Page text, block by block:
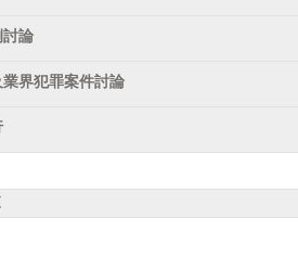
討論
界犯罪案件討論